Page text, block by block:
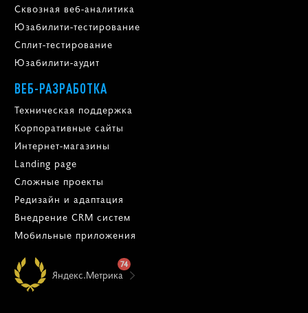
Сквозная веб-аналитика
Юзабилити-тестирование
Сплит-тестирование
Юзабилити-аудит
ВЕБ-РАЗРАБОТКА
Техническая поддержка
Корпоративные сайты
Интернет-магазины
Landing page
Сложные проекты
Редизайн и адаптация
Внедрение CRM систем
Мобильные приложения
Яндекс.Метрика
74